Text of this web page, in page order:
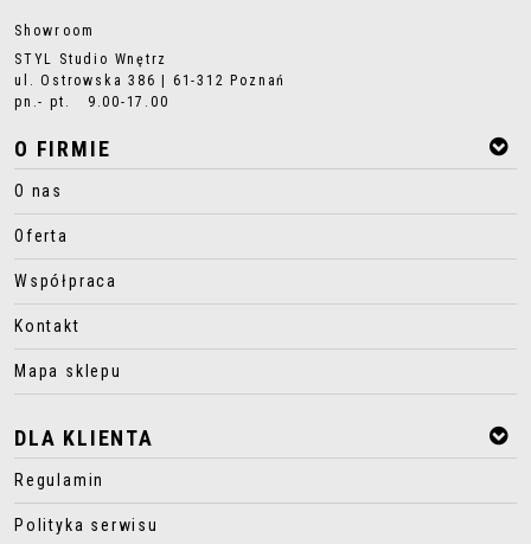
Showroom
STYL Studio Wnętrz
ul. Ostrowska 386 | 61-312 Poznań
pn.- pt. 9.00-17.00
O FIRMIE
O nas
Oferta
Współpraca
Kontakt
Mapa sklepu
DLA KLIENTA
Regulamin
Polityka serwisu